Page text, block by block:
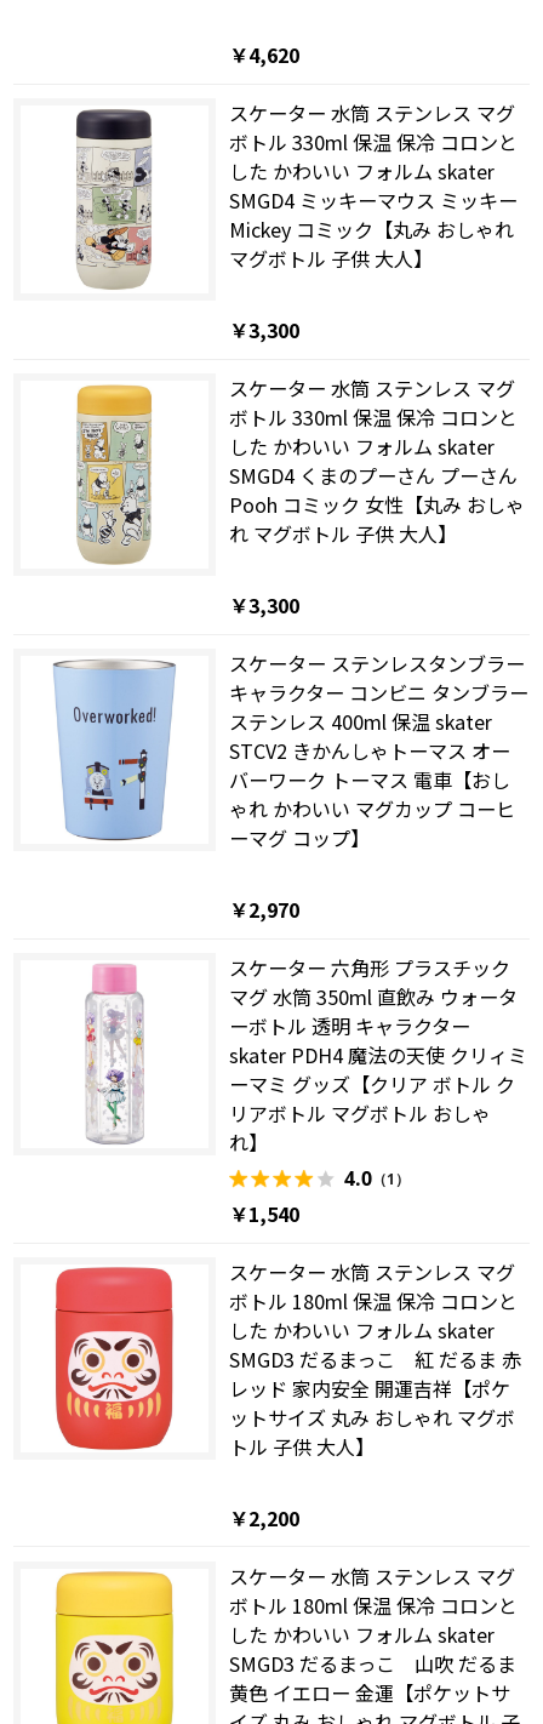
￥4,620
スケーター 水筒 ステンレス マグ
ボトル 330ml 保温 保冷 コロンと
した かわいい フォルム skater
SMGD4 ミッキーマウス ミッキー
Mickey コミック【丸み おしゃれ
マグボトル 子供 大人】
￥3,300
スケーター 水筒 ステンレス マグ
ボトル 330ml 保温 保冷 コロンと
した かわいい フォルム skater
SMGD4 くまのプーさん プーさん
Pooh コミック 女性【丸み おしゃ
れ マグボトル 子供 大人】
￥3,300
スケーター ステンレスタンブラー
キャラクター コンビニ タンブラー
ステンレス 400ml 保温 skater
STCV2 きかんしゃトーマス オー
バーワーク トーマス 電車【おし
ゃれ かわいい マグカップ コーヒ
ーマグ コップ】
￥2,970
スケーター 六角形 プラスチック
マグ 水筒 350ml 直飲み ウォータ
ーボトル 透明 キャラクター
skater PDH4 魔法の天使 クリィミ
ーマミ グッズ【クリア ボトル ク
リアボトル マグボトル おしゃ
れ】
4.0（1）
￥1,540
スケーター 水筒 ステンレス マグ
ボトル 180ml 保温 保冷 コロンと
した かわいい フォルム skater
SMGD3 だるまっこ 紅 だるま 赤
レッド 家内安全 開運吉祥【ポケ
ットサイズ 丸み おしゃれ マグボ
トル 子供 大人】
￥2,200
スケーター 水筒 ステンレス マグ
ボトル 180ml 保温 保冷 コロンと
した かわいい フォルム skater
SMGD3 だるまっこ 山吹 だるま
黄色 イエロー 金運【ポケットサ